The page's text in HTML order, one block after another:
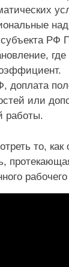
РФ
где
доплата
или
работы.
то, как